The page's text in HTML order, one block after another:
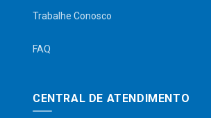
Trabalhe Conosco
FAQ
CENTRAL DE ATENDIMENTO